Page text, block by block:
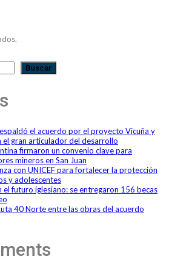
Buscar
el acuerdo por el proyecto Vicuña y
el gran articulador del desarrollo
firmaron un convenio clave para
mineros en San Juan
con UNICEF para fortalecer la protección
y adolescentes
el futuro iglesiano: se entregaron 156 becas
40 Norte entre las obras del acuerdo